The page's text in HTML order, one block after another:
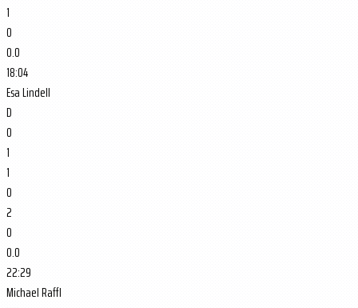
1
0
0.0
18:04
Esa Lindell
D
0
1
1
0
2
0
0.0
22:29
Michael Raffl